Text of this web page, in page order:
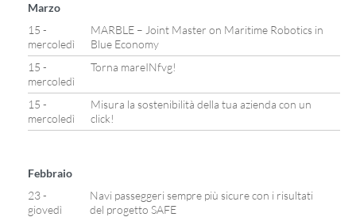
Marzo
15 -
mercoledì
MARBLE – Joint Master on Maritime Robotics in
Blue Economy
15 -
mercoledì
Torna mareINfvg!
15 -
mercoledì
Misura la sostenibilità della tua azienda con un
click!
Febbraio
23 -
giovedì
Navi passeggeri sempre più sicure con i risultati
del progetto SAFE